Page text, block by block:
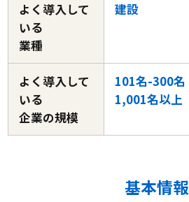
よく導入して
いる
業種
建設
よく導入して
いる
企業の規模
101名-300名
1,001名以上
基本情報